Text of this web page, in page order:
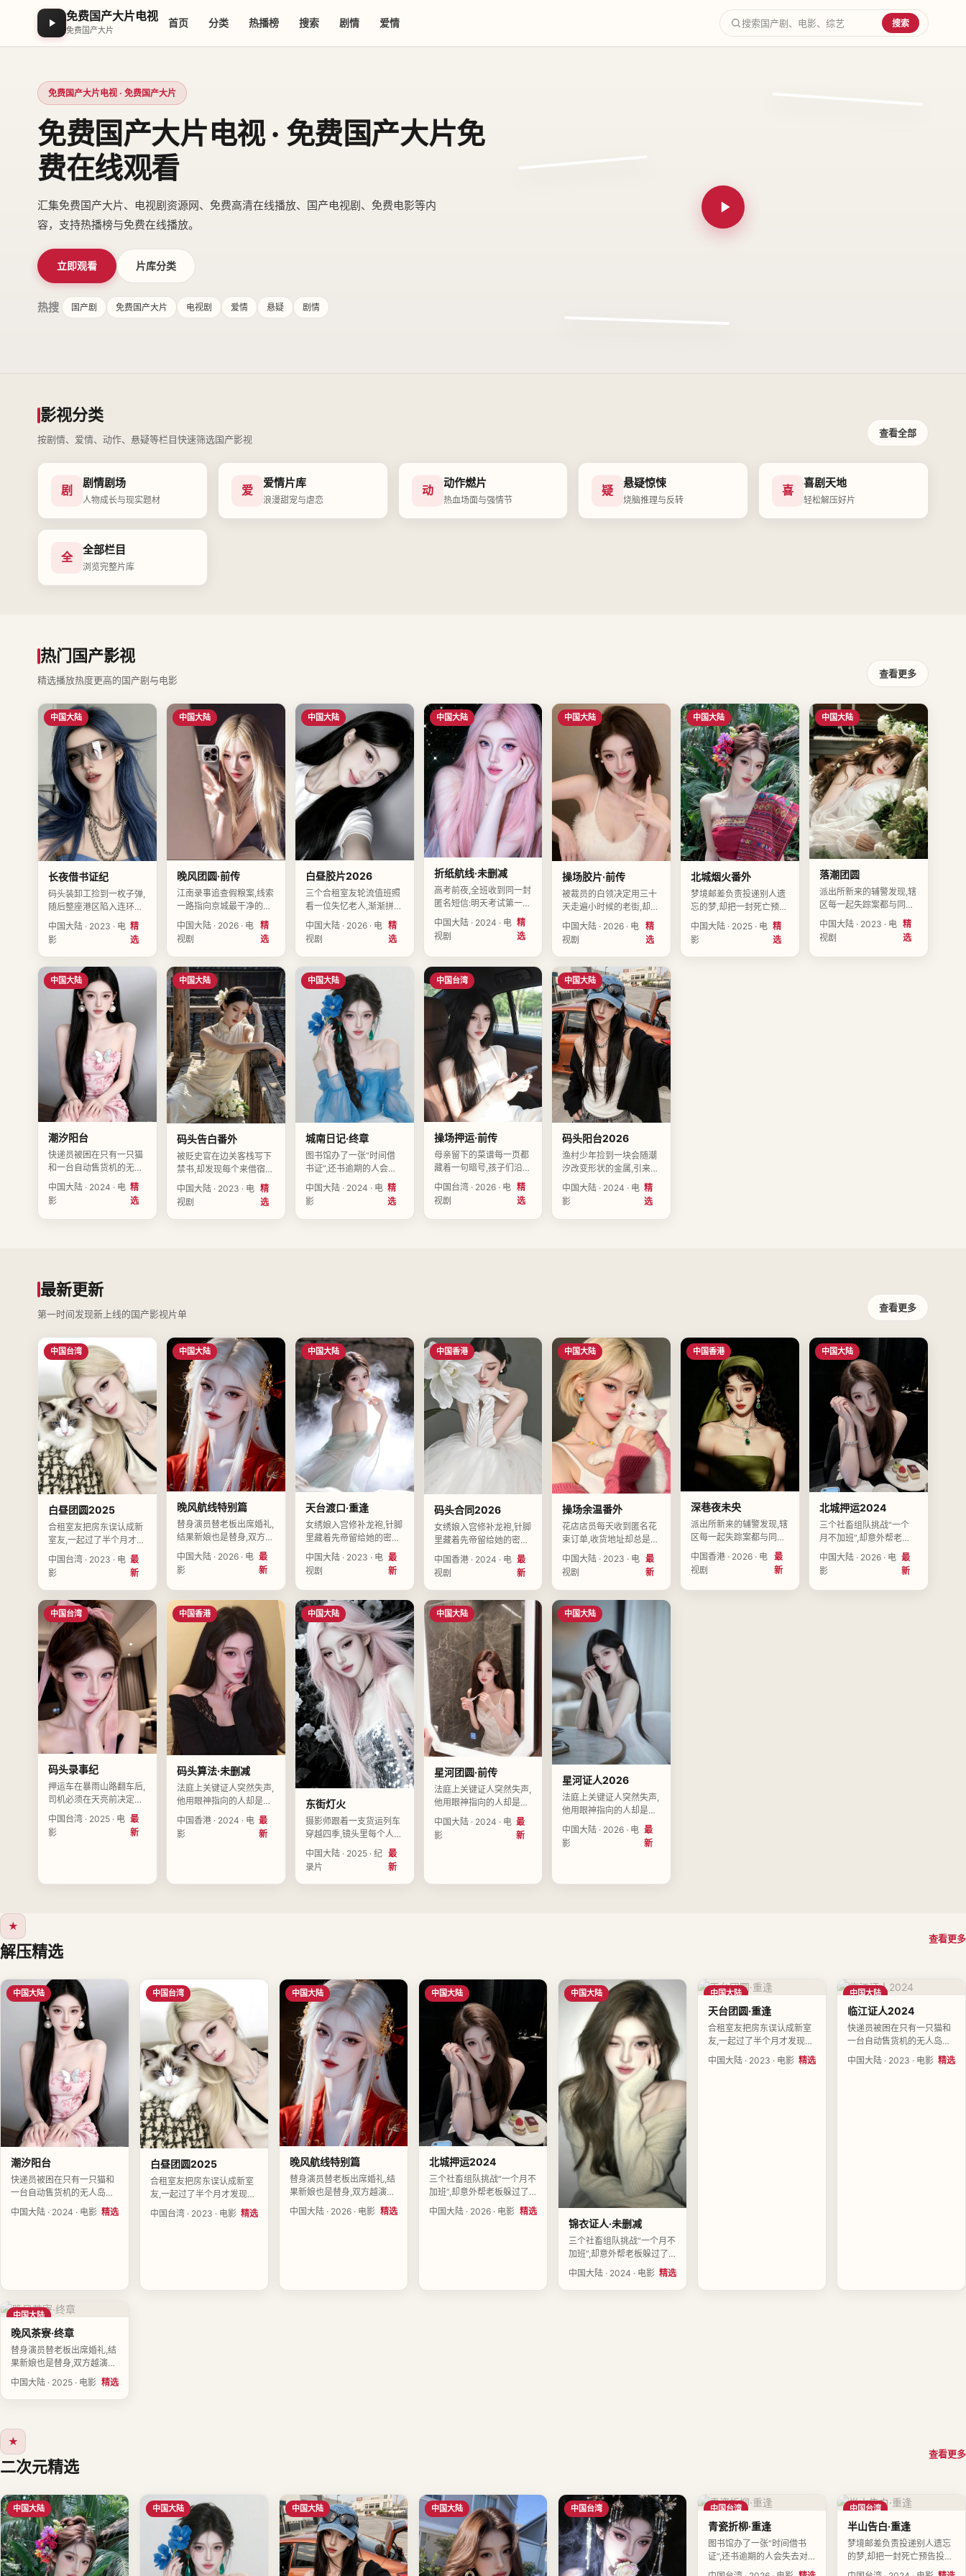
免费国产大片电视
免费国产大片
首页 分类 热播榜 搜索 剧情 爱情
搜索关键词
搜索
免费国产大片电视 · 免费国产大片
免费国产大片电视 · 免费国产大片免
费在线观看
汇集免费国产大片、电视剧资源网、免费高清在线播放、国产电视剧、免费电影等内
容，支持热播榜与免费在线播放。
立即观看 片库分类
热搜 国产剧 免费国产大片 电视剧 爱情 悬疑 剧情
影视分类
按剧情、爱情、动作、悬疑等栏目快速筛选国产影视
查看全部
剧
剧情剧场
人物成长与现实题材
爱
爱情片库
浪漫甜宠与虐恋
动
动作燃片
热血场面与强情节
疑
悬疑惊悚
烧脑推理与反转
喜
喜剧天地
轻松解压好片
全
全部栏目
浏览完整片库
热门国产影视
精选播放热度更高的国产剧与电影
查看更多
中国大陆
长夜借书证纪
码头装卸工捡到一枚子弹,
随后整座港区陷入连环爆
炸倒计时。导演安知晚执
导,周可岚、林叙白、孙怀
川领衔主演,中国大陆
2023-03-12上映。
中国大陆 · 2023 · 电
影
精
选
中国大陆
晚风团圆·前传
江南录事追查假粮案,线索
一路指向京城最干净的那
家商号。导演叶闻舟执导,
董可舟、杨见山、林叙白
领衔主演,中国大陆2026-
02-11上映。
中国大陆 · 2026 · 电
视剧
精
选
中国大陆
白昼胶片2026
三个合租室友轮流值班照
看一位失忆老人,渐渐拼出
他辉煌又危险的前半生。
导演周予安执导,程予衡、
彭晚晴、高未央领衔主演,
中国大陆2026-03-04上
映。
中国大陆 · 2026 · 电
视剧
精
选
中国大陆
折纸航线·未删减
高考前夜,全班收到同一封
匿名短信:明天考试第一题
的答案是错的。导演裴临
川执导,谢予安、许晚晴、
董可舟领衔主演,中国大陆
2024-02-01上映。
中国大陆 · 2024 · 电
视剧
精
选
中国大陆
操场胶片·前传
被裁员的白领决定用三十
天走遍小时候的老街,却遇
见了失踪多年的邻居。导
演苏晚晴执导,余启明、周
可岚、朱南星领衔主演,中
国大陆2026-02-02上
映。
中国大陆 · 2026 · 电
视剧
精
选
中国大陆
北城烟火番外
梦境邮差负责投递别人遗
忘的梦,却把一封死亡预告
投进了自己的信箱。导演
梁叙白执导,汪晚舟、陆知
微、徐知微领衔主演,中国
大陆2025-11-26上映。
中国大陆 · 2025 · 电
影
精
选
中国大陆
落潮团圆
派出所新来的辅警发现,辖
区每一起失踪案都与同一
间通宵便利店有关。导演
周予安执导,孙怀川、夏知
夏、徐知微领衔主演,中国
大陆2023-01-13上映。
中国大陆 · 2023 · 电
视剧
精
选
中国大陆
潮汐阳台
快递员被困在只有一只猫
和一台自动售货机的无人
岛上七天。导演蔡南星执
导,郑知行、夏知夏、蒋闻
舟领衔主演,中国大陆
2024-07-23上映。
中国大陆 · 2024 · 电
影
精
选
中国大陆
码头告白番外
被贬史官在边关客栈写下
禁书,却发现每个来借宿的
人都在改写其中一页。导
演顾清禾执导,田一诺、韩
晓棠、陈一诺领衔主演,中
国大陆2023-02-15上
中国大陆 · 2023 · 电
视剧
精
选
中国大陆
城南日记·终章
图书馆办了一张“时间借
书证”,还书逾期的人会失
去对应天数的记忆。导演
叶闻舟执导,冯立秋、田一
诺、赵清禾领衔主演,中国
大陆2024-08-12上映。
中国大陆 · 2024 · 电
影
精
选
中国台湾
操场押运·前传
母亲留下的菜谱每一页都
藏着一句暗号,孩子们沿着
味道找回离散的亲人。导
演江晚舟执导,戴清越、周
可岚、徐知微领衔主演,中
国台湾2026-08-27上
中国台湾 · 2026 · 电
视剧
精
选
中国大陆
码头阳台2026
渔村少年捡到一块会随潮
汐改变形状的金属,引来了
两拨互相追杀的人。导演
江晚舟执导,田一诺、徐知
微、沈以安领衔主演,中国
大陆2024-12-06上映。
中国大陆 · 2024 · 电
影
精
选
最新更新
第一时间发现新上线的国产影视片单
查看更多
中国台湾
白昼团圆2025
合租室友把房东误认成新
室友,一起过了半个月才发
现房租没人收。导演白予
衡执导,程予衡、胡若水、
沈以安领衔主演,中国台湾
2023-04-06上映。
中国台湾 · 2023 · 电
影
最
新
中国大陆
晚风航线特别篇
替身演员替老板出席婚礼,
结果新娘也是替身,双方越
演越认真。导演陆以南执
导,曹清禾、余启明、谢予
安领衔主演,中国大陆
2026-10-21上映。
中国大陆 · 2026 · 电
影
最
新
中国大陆
天台渡口·重逢
女绣娘入宫修补龙袍,针脚
里藏着先帝留给她的密
信。导演梁叙白执导,钟予
凡、朱南星、孙怀川领衔
主演,中国大陆2023-05-
09上映。
中国大陆 · 2023 · 电
视剧
最
新
中国香港
码头合同2026
女绣娘入宫修补龙袍,针脚
里藏着先帝留给她的密
信。导演唐启明执导,钟予
凡、叶清禾、程予衡领衔
主演,中国香港2024-07-
02上映。
中国香港 · 2024 · 电
视剧
最
新
中国大陆
操场余温番外
花店店员每天收到匿名花
束订单,收货地址却总是自
己的家。导演祁望舒执导,
吴清越、陆知微、孙怀川
领衔主演,中国大陆2023-
08-11上映。
中国大陆 · 2023 · 电
视剧
最
新
中国香港
深巷夜未央
派出所新来的辅警发现,辖
区每一起失踪案都与同一
间通宵便利店有关。导演
丁未央执导,袁以南、王晚
舟、余启明领衔主演,中国
香港2026-09-16上映。
中国香港 · 2026 · 电
视剧
最
新
中国大陆
北城押运2024
三个社畜组队挑战“一个
月不加班”,却意外帮老板
躲过了商业间谍。导演蔡
南星执导,董可舟、曹清
禾、黄予衡领衔主演,中国
大陆2026-12-16上映。
中国大陆 · 2026 · 电
影
最
新
中国台湾
码头录事纪
押运车在暴雨山路翻车后,
司机必须在天亮前决定信
任哪一个幸存者。导演沈
知夏执导,李知夏、朱南
星、陈一诺领衔主演,中国
中国台湾 · 2025 · 电
影
最
新
中国香港
码头算法·未删减
法庭上关键证人突然失声,
他用眼神指向的人却是主
审法官本人。导演梁叙白
执导,黄予衡、彭晚晴、高
未央领衔主演,中国香港
中国香港 · 2024 · 电
影
最
新
中国大陆
东街灯火
摄影师跟着一支货运列车
穿越四季,镜头里每个人都
在寻找一个回不去的站。
导演程一澜执导,郑知行、
戴清越、曹清禾领衔主演,
中国大陆2025-01-15上
中国大陆 · 2025 · 纪
录片
最
新
中国大陆
星河团圆·前传
法庭上关键证人突然失声,
他用眼神指向的人却是主
审法官本人。导演方知微
执导,刘星野、韩晓棠、杨
见山领衔主演,中国大陆
中国大陆 · 2024 · 电
影
最
新
中国大陆
星河证人2026
法庭上关键证人突然失声,
他用眼神指向的人却是主
审法官本人。导演何若水
执导,高未央、王晚舟、冯
立秋领衔主演,中国大陆
中国大陆 · 2026 · 电
影
最
新
★
解压精选
查看更多
中国大陆
潮汐阳台
快递员被困在只有一只猫和
一台自动售货机的无人岛上
七天。导演蔡南星执导,郑知
行、夏知夏、蒋闻舟领衔主
中国大陆 · 2024 · 电影 精选
中国台湾
白昼团圆2025
合租室友把房东误认成新室
友,一起过了半个月才发现房
租没人收。导演白予衡执导,
程予衡、胡若水、沈以安领
中国台湾 · 2023 · 电影 精选
中国大陆
晚风航线特别篇
替身演员替老板出席婚礼,结
果新娘也是替身,双方越演越
认真。导演陆以南执导,曹清
禾、余启明、谢予安领衔主
中国大陆 · 2026 · 电影 精选
中国大陆
北城押运2024
三个社畜组队挑战“一个月不
加班”,却意外帮老板躲过了
商业间谍。导演蔡南星执导,
董可舟、曹清禾、黄予衡领
中国大陆 · 2026 · 电影 精选
中国大陆
锦衣证人·未删减
三个社畜组队挑战“一个月不
加班”,却意外帮老板躲过了
商业间谍。导演叶闻舟执导,
王晚舟、夏知夏、田一诺领
衔主演,中国大陆2024-06-
中国大陆 · 2024 · 电影 精选
中国大陆
天台团圆·重逢
合租室友把房东误认成新室
友,一起过了半个月才发现房
租没人收。导演丁未央执导,
杨见山、蒋闻舟、林叙白领
中国大陆 · 2023 · 电影 精选
中国大陆
临江证人2024
快递员被困在只有一只猫和
一台自动售货机的无人岛上
七天。导演丁未央执导,林叙
白、韩晓棠、余启明领衔主
中国大陆 · 2023 · 电影 精选
中国大陆
晚风茶寮·终章
替身演员替老板出席婚礼,结
果新娘也是替身,双方越演越
认真。导演许见山执导,袁以
南、黄予衡、杨见山领衔主
演,中国大陆2025-05-10上
中国大陆 · 2025 · 电影 精选
★
二次元精选
查看更多
中国大陆 中国大陆 中国大陆 中国大陆 中国台湾 中国台湾
青瓷折柳·重逢
图书馆办了一张“时间借书
证”,还书逾期的人会失去对
应天数的记忆。导演林晓棠
中国台湾
半山告白·重逢
梦境邮差负责投递别人遗忘
的梦,却把一封死亡预告投进
了自己的信箱。导演纪南枝